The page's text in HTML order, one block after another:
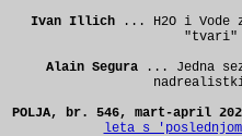
Ivan Illich ... H2O i Vode
"tvari"
Alain Segura
... Jedna
POLJA, br. 546, mart-april
leta s